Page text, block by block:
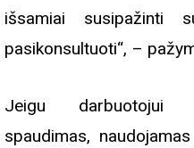
išsamiai susipažinti
pasikonsultuoti“, –
Jeigu darbuotojui
spaudimas,